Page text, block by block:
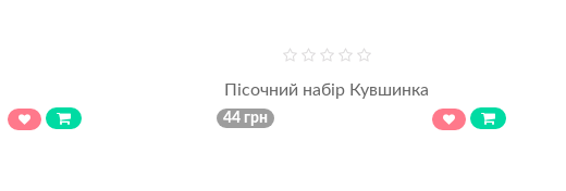
Пісочний набір Кувшинка
44 грн